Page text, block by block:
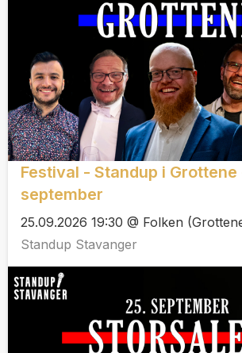
Festival - Standup i Grottene
september
25.09.2026 19:30 @ Folken
Standup Stavanger